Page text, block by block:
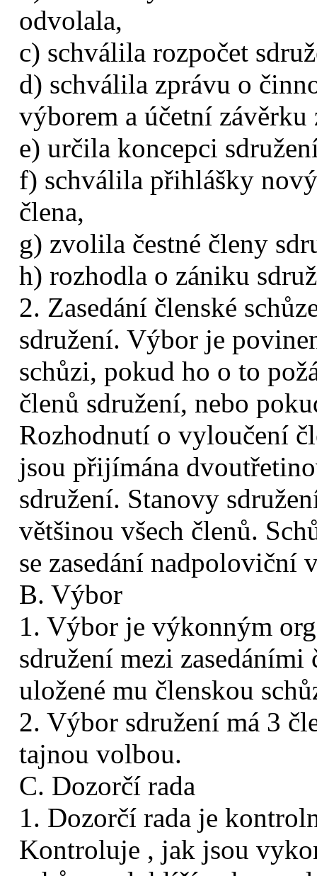
odvolala,
c) schválila rozpočet
d) schválila zprávu o
výborem a účetní závěrku
e) určila koncepci
f) schválila přihlášky
člena,
g) zvolila čestné členy
h) rozhodla o zániku
2. Zasedání členské
sdružení. Výbor je
schůzi, pokud ho o to
členů sdružení, nebo
Rozhodnutí o vyloučení
jsou přijímána
sdružení. Stanovy
většinou všech členů.
se zasedání nadpoloviční
B. Výbor
1. Výbor je výkonným
sdružení mezi
uložené mu členskou
2. Výbor sdružení má 3
tajnou volbou.
C. Dozorčí rada
1. Dozorčí rada je
Kontroluje , jak jsou